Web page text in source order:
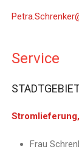
Service
Frau